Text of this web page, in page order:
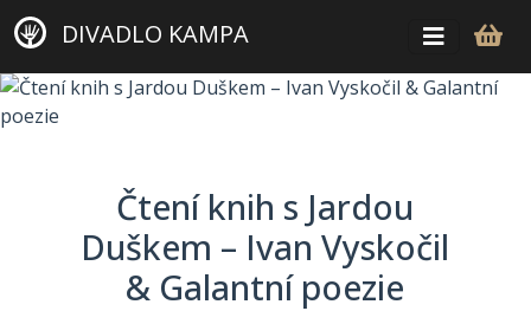
DIVADLO KAMPA
Čtení knih s Jardou
Duškem – Ivan Vyskočil
& Galantní poezie